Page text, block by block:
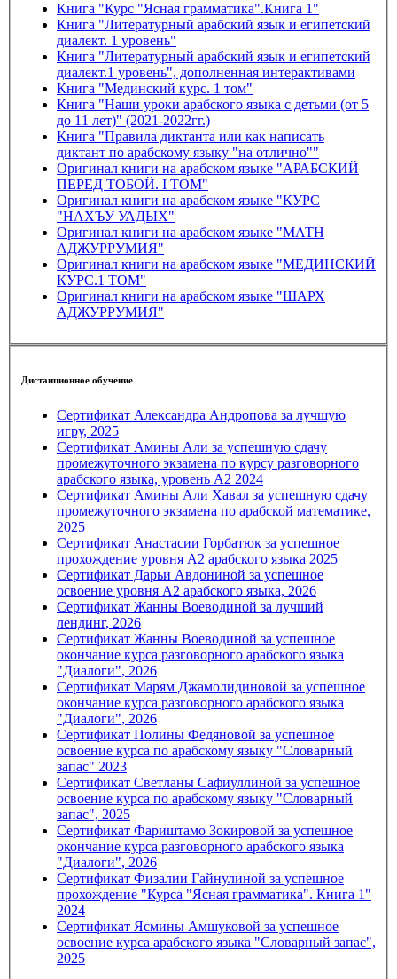
Книга "Курс "Ясная грамматика".Книга 1"
Книга "Литературный арабский язык и египетский
диалект. 1 уровень"
Книга "Литературный арабский язык и египетский
диалект.1 уровень", дополненная интерактивами
Книга "Мединский курс. 1 том"
Книга "Наши уроки арабского языка с детьми (от 5
до 11 лет)" (2021-2022гг.)
Книга "Правила диктанта или как написать
диктант по арабскому языку "на отлично""
Оригинал книги на арабском языке "АРАБСКИЙ
ПЕРЕД ТОБОЙ. I ТОМ"
Оригинал книги на арабском языке "КУРС
"НАХЪУ УАДЫХ"
Оригинал книги на арабском языке "МАТН
АДЖУРРУМИЯ"
Оригинал книги на арабском языке "МЕДИНСКИЙ
КУРС.1 ТОМ"
Оригинал книги на арабском языке "ШАРХ
АДЖУРРУМИЯ"
Дистанционное обучение
Сертификат Александра Андропова за лучшую
игру, 2025
Сертификат Амины Али за успешную сдачу
промежуточного экзамена по курсу разговорного
арабского языка, уровень А2 2024
Сертификат Амины Али Хавал за успешную сдачу
промежуточного экзамена по арабской математике,
2025
Сертификат Анастасии Горбатюк за успешное
прохождение уровня А2 арабского языка 2025
Сертификат Дарьи Авдониной за успешное
освоение уровня А2 арабского языка, 2026
Сертификат Жанны Воеводиной за лучший
лендинг, 2026
Сертификат Жанны Воеводиной за успешное
окончание курса разговорного арабского языка
"Диалоги", 2026
Сертификат Марям Джамолидиновой за успешное
окончание курса разговорного арабского языка
"Диалоги", 2026
Сертификат Полины Федяновой за успешное
освоение курса по арабскому языку "Словарный
запас" 2023
Сертификат Светланы Сафиуллиной за успешное
освоение курса по арабскому языку "Словарный
запас", 2025
Сертификат Фариштамо Зокировой за успешное
окончание курса разговорного арабского языка
"Диалоги", 2026
Сертификат Физалии Гайнулиной за успешное
прохождение "Курса "Ясная грамматика". Книга 1"
2024
Сертификат Ясмины Амшуковой за успешное
освоение курса арабского языка "Словарный запас",
2025